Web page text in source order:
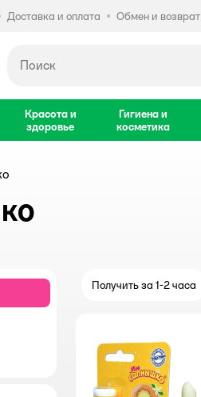
Доставка и оплата Обмен и возврат
Красота и
здоровье
Гигиена и
косметика
Получить за 1-2 часа